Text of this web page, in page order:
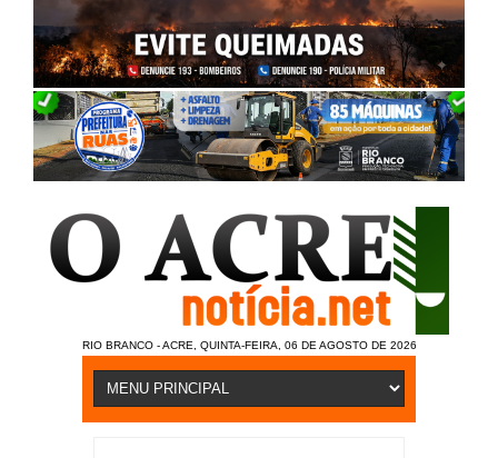
RIO BRANCO - ACRE, QUINTA-FEIRA, 06 DE AGOSTO DE 2026